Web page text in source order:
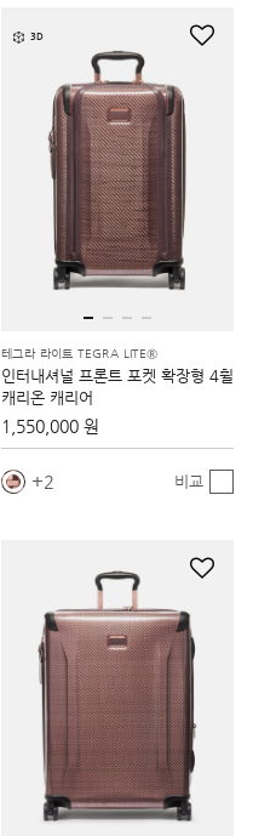
3D
테그라 라이트 TEGRA LITE®
인터내셔널 프론트 포켓 확장형 4휠
캐리온 캐리어
1,550,000 원
2 비교